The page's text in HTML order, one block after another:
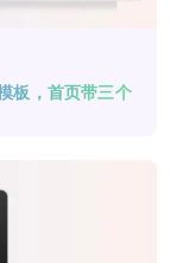
板，首页带三个